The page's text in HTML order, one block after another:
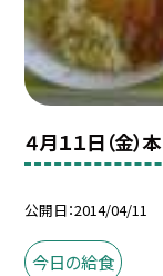
４月１１日（金
公開日 2014/04/11
今日の給食